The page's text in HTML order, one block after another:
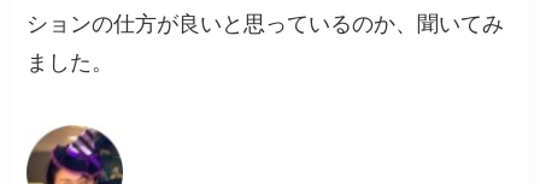
ションの仕方が良いと思っているのか、聞いてみ
ました。